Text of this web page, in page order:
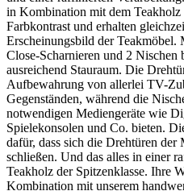
in Kombination mit dem
Farbkontrast und erhalten
Erscheinungsbild der
Close-Scharnieren und 2 Nischen
ausreichend Stauraum. Die
Aufbewahrung von allerlei TV-
Gegenständen, während die
notwendigen Mediengeräte wie
Spielekonsolen und Co. bieten.
dafür, dass sich die Drehtüren der
schließen. Und das alles in einer
Teakholz der Spitzenklasse. Ihre
Kombination mit unserem